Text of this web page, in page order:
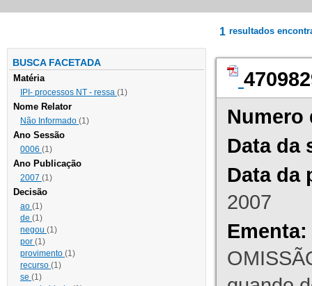
BUSCA FACETADA
Matéria
IPI- processos NT - ressa (1)
Nome Relator
Não Informado (1)
Ano Sessão
0006 (1)
Ano Publicação
2007 (1)
Decisão
ao (1)
de (1)
negou (1)
por (1)
provimento (1)
recurso (1)
se (1)
1 resultados
Numero
Data da
Data da
2007
Ementa: